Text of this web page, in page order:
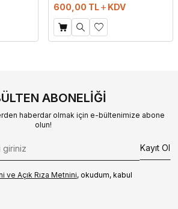
600,00 TL KDV
ABONELIĞI
haberdar olmak için e-bültenimize abone
olun!
Kayıt Ol
ve Açık Rıza Metni‌ni, okudum, kabul